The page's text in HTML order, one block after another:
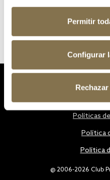
Permitir
Configurar
@ 2006-2026 Club
Políticas
Política
Política